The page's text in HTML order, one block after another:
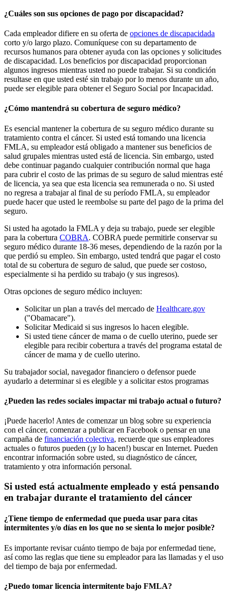
¿Cuáles son sus opciones de pago por discapacidad?
Cada empleador difiere en su oferta de opciones de discapacidada
corto y/o largo plazo. Comuníquese con su departamento de
recursos humanos para obtener ayuda con las opciones y solicitudes
de discapacidad. Los beneficios por discapacidad proporcionan
algunos ingresos mientras usted no puede trabajar. Si su condición
resultase en que usted esté sin trabajo por lo menos durante un año,
puede ser elegible para obtener el Seguro Social por Incapacidad.
¿Cómo mantendrá su cobertura de seguro médico?
Es esencial mantener la cobertura de su seguro médico durante su
tratamiento contra el cáncer. Si usted está tomando una licencia
FMLA, su empleador está obligado a mantener sus beneficios de
salud grupales mientras usted está de licencia. Sin embargo, usted
debe continuar pagando cualquier contribución normal que haga
para cubrir el costo de las primas de su seguro de salud mientras esté
de licencia, ya sea que esta licencia sea remunerada o no. Si usted
no regresa a trabajar al final de su período FMLA, su empleador
puede hacer que usted le reembolse su parte del pago de la prima del
seguro.
Si usted ha agotado la FMLA y deja su trabajo, puede ser elegible
para la cobertura COBRA. COBRA puede permitirle conservar su
seguro médico durante 18-36 meses, dependiendo de la razón por la
que perdió su empleo. Sin embargo, usted tendrá que pagar el costo
total de su cobertura de seguro de salud, que puede ser costoso,
especialmente si ha perdido su trabajo (y sus ingresos).
Otras opciones de seguro médico incluyen:
Solicitar un plan a través del mercado de Healthcare.gov
("Obamacare").
Solicitar Medicaid si sus ingresos lo hacen elegible.
Si usted tiene cáncer de mama o de cuello uterino, puede ser
elegible para recibir cobertura a través del programa estatal de
cáncer de mama y de cuello uterino.
Su trabajador social, navegador financiero o defensor puede
ayudarlo a determinar si es elegible y a solicitar estos programas
¿Pueden las redes sociales impactar mi trabajo actual o futuro?
¡Puede hacerlo! Antes de comenzar un blog sobre su experiencia
con el cáncer, comenzar a publicar en Facebook o pensar en una
campaña de financiación colectiva, recuerde que sus empleadores
actuales o futuros pueden (¡y lo hacen!) buscar en Internet. Pueden
encontrar información sobre usted, su diagnóstico de cáncer,
tratamiento y otra información personal.
Si usted está actualmente empleado y está pensando
en trabajar durante el tratamiento del cáncer
¿Tiene tiempo de enfermedad que pueda usar para citas
intermitentes y/o días en los que no se sienta lo mejor posible?
Es importante revisar cuánto tiempo de baja por enfermedad tiene,
así como las reglas que tiene su empleador para las llamadas y el uso
del tiempo de baja por enfermedad.
¿Puedo tomar licencia intermitente bajo FMLA?